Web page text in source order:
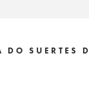
DO SUERTES